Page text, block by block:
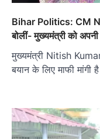
Bihar Politics: CM
बोलीं- मुख्यमंत्री को
मुख्यमंत्री Nitish
बयान के लिए माफी मांगी